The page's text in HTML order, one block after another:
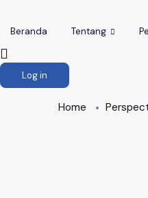
Beranda Tentang
Log in
Home